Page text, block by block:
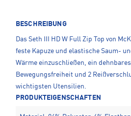
BESCHREIBUNG
Das Seth III HD W Full Zip Top von
feste Kapuze und elastische Saum-
Wärme einzuschließen, ein
Bewegungsfreiheit und 2
wichtigsten Utensilien.
PRODUKTEIGENSCHAFTEN